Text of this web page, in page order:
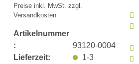
Preise inkl. MwSt. zzgl.
Versandkosten
Artikelnummer
:
93120-0004
Lieferzeit:
1-3